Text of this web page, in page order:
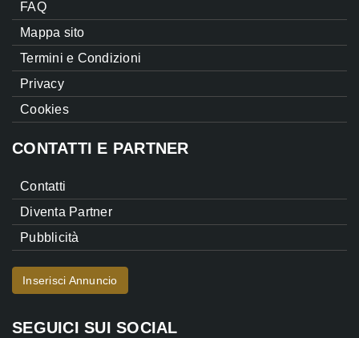
FAQ
Mappa sito
Termini e Condizioni
Privacy
Cookies
CONTATTI E PARTNER
Contatti
Diventa Partner
Pubblicità
Inserisci Annuncio
SEGUICI SUI SOCIAL